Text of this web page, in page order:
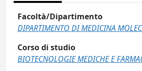
Facoltà/Dipartimento
DIPARTIMENTO DI MEDICINA
Corso di studio
BIOTECNOLOGIE MEDICHE E